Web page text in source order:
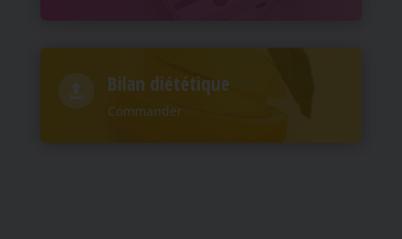
Bilan diététique
Commander